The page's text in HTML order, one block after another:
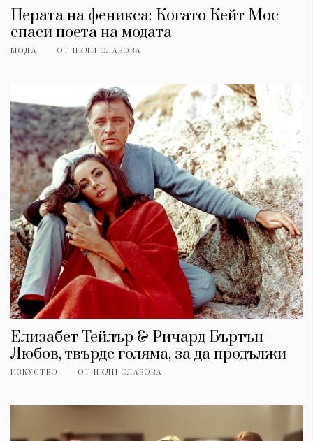
Перата на феникса: Когато Кейт Мос
спаси поета на модата
МОДА ОТ НЕЛИ СЛАВОВА
Елизабет Тейлър & Ричард Бъртън -
Любов, твърде голяма, за да продължи
ИЗКУСТВО ОТ НЕЛИ СЛАВОВА